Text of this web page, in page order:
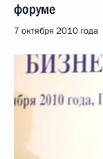
форуме
7 октября 2010 года